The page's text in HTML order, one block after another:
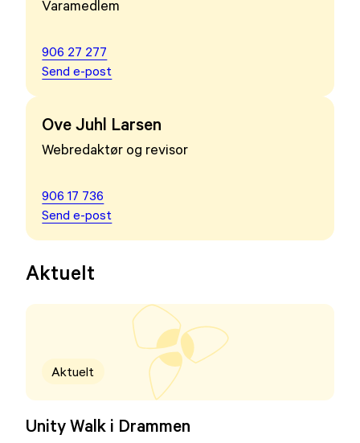
Varamedlem
906 27 277
Send e-post
Ove Juhl Larsen
Webredaktør og revisor
906 17 736
Send e-post
Aktuelt
Aktuelt
Unity Walk i Drammen